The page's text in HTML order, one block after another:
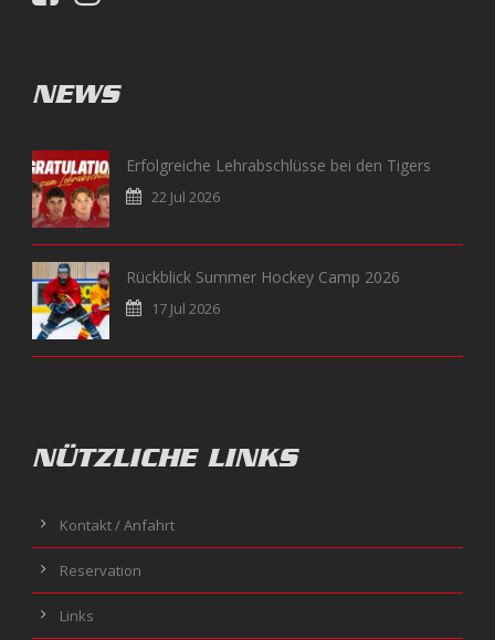
NEWS
Erfolgreiche Lehrabschlüsse bei den Tigers
22 Jul 2026
Rückblick Summer Hockey Camp 2026
17 Jul 2026
NÜTZLICHE LINKS
Kontakt / Anfahrt
Reservation
Links